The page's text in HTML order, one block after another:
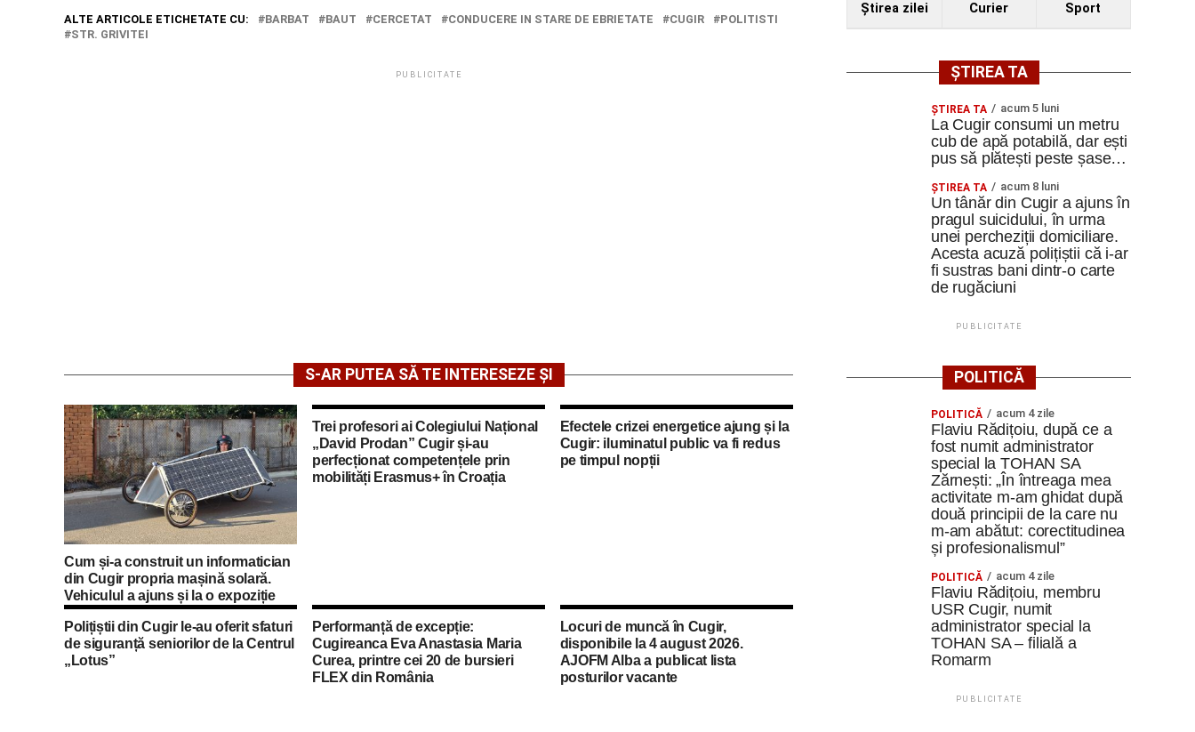
ALTE ARTICOLE ETICHETATE CU: BARBAT BAUT CERCETAT CONDUCERE IN STARE DE EBRIETATE CUGIR
POLITISTI
STR. GRIVITEI
PUBLICITATE
S-AR PUTEA SĂ TE INTERESEZE ȘI
Cum și-a construit un informatician
din Cugir propria mașină solară.
Vehiculul a ajuns și la o expoziție
din Berlin
Trei profesori ai Colegiului Național
„David Prodan” Cugir și-au
perfecționat competențele prin
mobilități Erasmus+ în Croația
Efectele crizei energetice ajung și la
Cugir: iluminatul public va fi redus
pe timpul nopții
Polițiștii din Cugir le-au oferit sfaturi
de siguranță seniorilor de la Centrul
„Lotus”
Performanță de excepție:
Cugireanca Eva Anastasia Maria
Curea, printre cei 20 de bursieri
FLEX din România
Locuri de muncă în Cugir,
disponibile la 4 august 2026.
AJOFM Alba a publicat lista
posturilor vacante
Ştirea zilei Curier Sport
ȘTIREA TA
ȘTIREA TA acum 5 luni
La Cugir consumi un metru
cub de apă potabilă, dar ești
pus să plătești peste șase…
ȘTIREA TA acum 8 luni
Un tânăr din Cugir a ajuns în
pragul suicidului, în urma
unei percheziții domiciliare.
Acesta acuză polițiștii că i-ar
fi sustras bani dintr-o carte
de rugăciuni
PUBLICITATE
POLITICĂ
POLITICĂ acum 4 zile
Flaviu Rădițoiu, după ce a
fost numit administrator
special la TOHAN SA
Zărnești: „În întreaga mea
activitate m-am ghidat după
două principii de la care nu
m-am abătut: corectitudinea
și profesionalismul”
POLITICĂ acum 4 zile
Flaviu Rădițoiu, membru
USR Cugir, numit
administrator special la
TOHAN SA – filială a
Romarm
PUBLICITATE